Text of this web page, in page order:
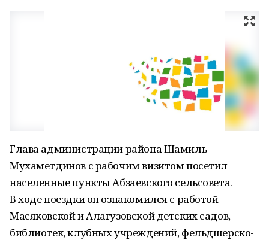
Глава администрации района Шамиль
Мухаметдинов с рабочим визитом посетил
населенные пункты Абзаевского сельсовета.
В ходе поездки он ознакомился с работой
Масяковской и Алагузовской детских садов,
библиотек, клубных учреждений, фельдшерско-